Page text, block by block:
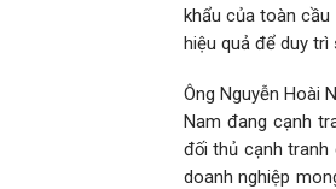
khẩu của toàn cầu
hiệu quả để duy trì
Ông Nguyễn Hoài
Nam đang cạnh
đối thủ cạnh tranh
doanh nghiệp